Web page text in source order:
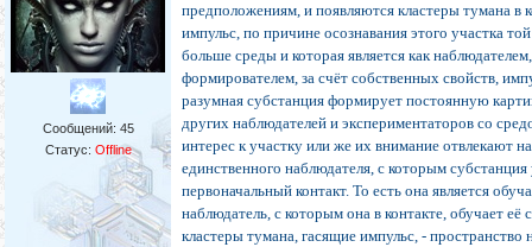
Сообщений: 45
Статус: Offline
предположениям, и появляются кластеры тумана в
импульс, по причине осознавания этого участка
больше среды и которая является как
формирователем, за счёт собственных свойств,
разумная субстанция формирует постоянную
других наблюдателей и экспериментаторов со
интерес к участку или же их внимание отвлекают
единственного наблюдателя, с которым субстанция
первоначальный контакт. То есть она является
наблюдатель, с которым она в контакте, обучает её
кластеры тумана, гасящие импульс, - пространство